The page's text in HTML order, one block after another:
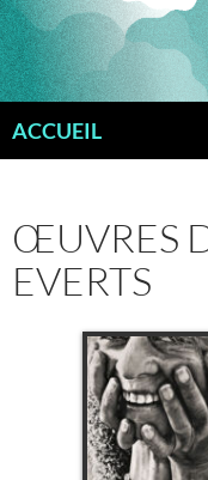
Aller
au
contenu
ACCUEIL
ŒUVRES
EVERTS